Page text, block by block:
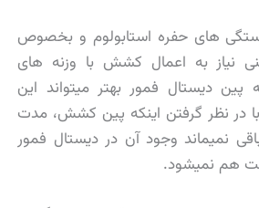
های حفره استابولوم و بخصوص
نیاز به اعمال کشش با وزنه های
دیستال فمور بهتر میتواند این
در نظر گرفتن اینکه پین کشش، مدت
باقی نمیماند وجود آن در دیستال فمور
هم نمیشود.